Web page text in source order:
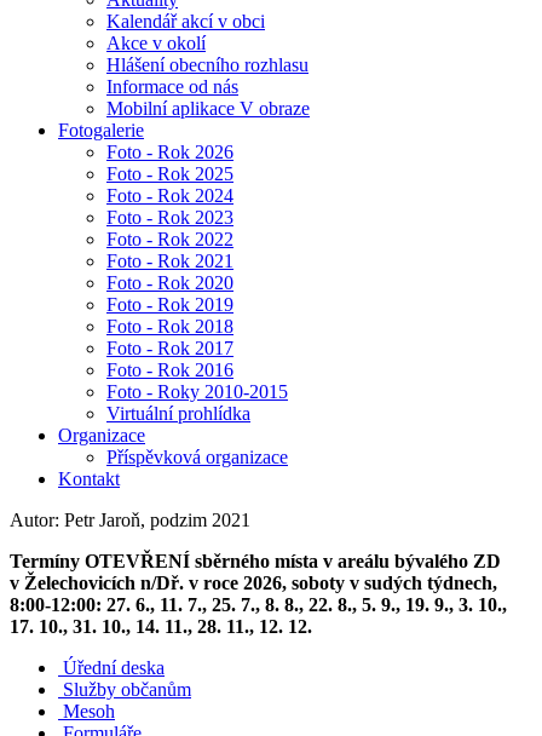
Kalendář akcí v obci
Akce v okolí
Hlášení obecního rozhlasu
Informace od nás
Mobilní aplikace V obraze
Fotogalerie
Foto - Rok 2026
Foto - Rok 2025
Foto - Rok 2024
Foto - Rok 2023
Foto - Rok 2022
Foto - Rok 2021
Foto - Rok 2020
Foto - Rok 2019
Foto - Rok 2018
Foto - Rok 2017
Foto - Rok 2016
Foto - Roky 2010-2015
Virtuální prohlídka
Organizace
Příspěvková organizace
Kontakt
Autor: Petr Jaroň, podzim 2021
Termíny OTEVŘENÍ sběrného místa v areálu bývalého ZD
v Želechovicích n/Dř. v roce 2026, soboty v sudých týdnech,
8:00-12:00: 27. 6., 11. 7., 25. 7., 8. 8., 22. 8., 5. 9., 19. 9., 3. 10.,
17. 10., 31. 10., 14. 11., 28. 11., 12. 12.
Úřední deska
Služby občanům
Mesoh